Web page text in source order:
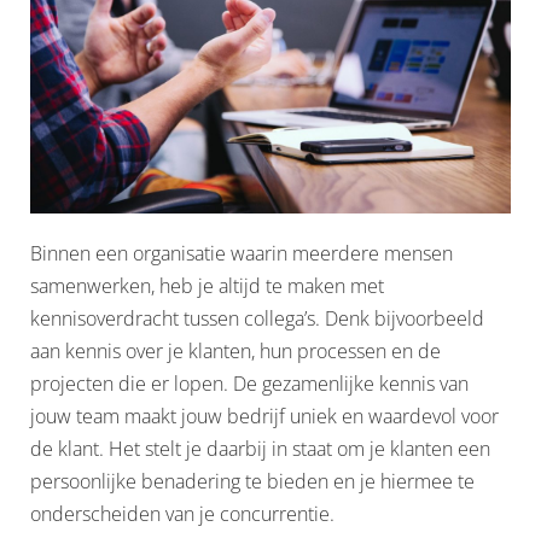
KLANTVERHALEN
CONTACT
Binnen een organisatie waarin meerdere mensen
samenwerken, heb je altijd te maken met
kennisoverdracht tussen collega’s. Denk bijvoorbeeld
aan kennis over je klanten, hun processen en de
projecten die er lopen. De gezamenlijke kennis van
jouw team maakt jouw bedrijf uniek en waardevol voor
de klant. Het stelt je daarbij in staat om je klanten een
persoonlijke benadering te bieden en je hiermee te
onderscheiden van je concurrentie.